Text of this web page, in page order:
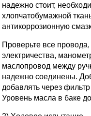
надежно стоит,
хлопчатобумажной
антикоррозионную
Проверьте все
электричества,
маслопровод между
надежно соединены.
добавлять через
Уровень масла в баке